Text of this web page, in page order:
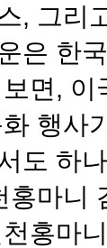
, 그리
은 한
면,
행사
도 하
홍마니
홍마